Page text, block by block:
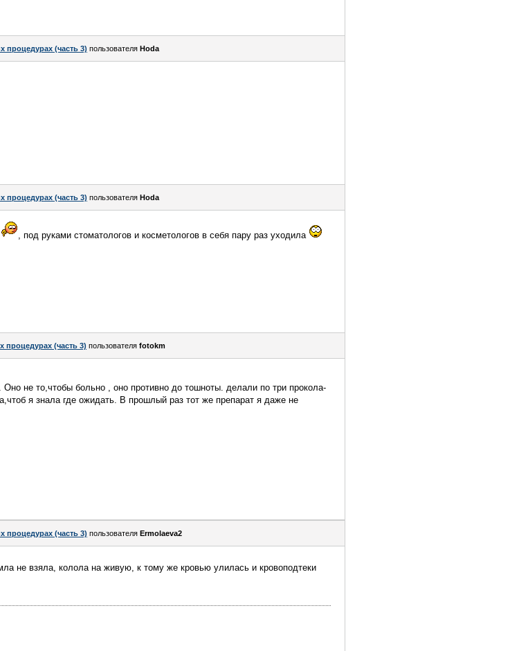
процедурах (часть 3) пользователя Hoda
процедурах (часть 3) пользователя Hoda
, под руками стоматологов и косметологов в себя пару раз уходила
процедурах (часть 3) пользователя fotokm
не то,чтобы больно , оно противно до тошноты. делали по три прокола-
я знала где ожидать. В прошлый раз тот же препарат я даже не
процедурах (часть 3) пользователя Ermolaeva2
не взяла, колола на живую, к тому же кровью улилась и кровоподтеки